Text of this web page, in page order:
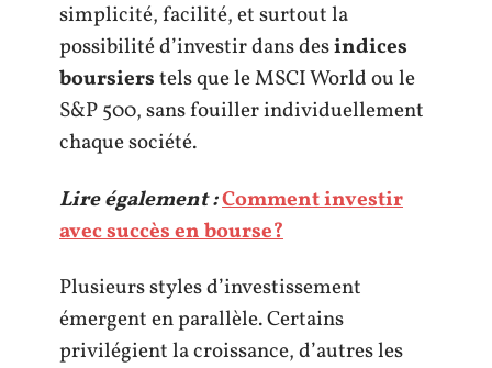
simplicité, facilité, et surtout la
possibilité d’investir dans desindices
boursierstels que le MSCI World ou le
S&P 500, sans fouiller individuellement
chaque société.
Lire également :Comment investir
avec succès en bourse?
Plusieurs styles d’investissement
émergent en parallèle. Certains
privilégient la croissance, d’autres les